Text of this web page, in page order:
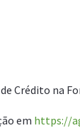
Crédito na
em https://